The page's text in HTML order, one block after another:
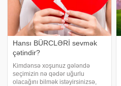
Hansı BÜRCLƏRİ sevmək
çətindir?
Kimdənsə xoşunuz gələndə
seçimizin nə qədər uğurlu
olacağını bilmək istəyirsinizsə,